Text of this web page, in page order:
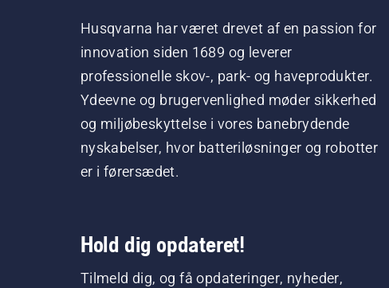
Husqvarna har været drevet af en passion for
innovation siden 1689 og leverer
professionelle skov-, park- og haveprodukter.
Ydeevne og brugervenlighed møder sikkerhed
og miljøbeskyttelse i vores banebrydende
nyskabelser, hvor batteriløsninger og robotter
er i førersædet.
Hold dig opdateret!
Tilmeld dig, og få opdateringer, nyheder,